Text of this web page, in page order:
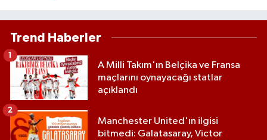
Trend Haberler
A Milli Takım'ın Belçika ve Fransa
maçlarını oynayacağı statlar
açıklandı
1
Manchester United'ın ilgisi
bitmedi: Galatasaray, Victor
2